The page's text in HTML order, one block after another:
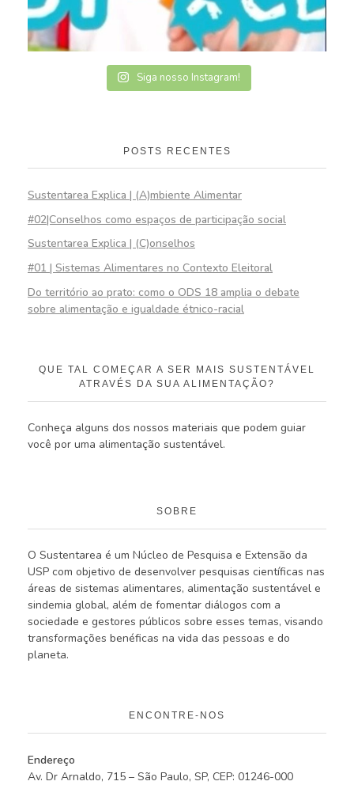
Siga nosso Instagram!
POSTS RECENTES
Sustentarea Explica | (A)mbiente Alimentar
#02|Conselhos como espaços de participação social
Sustentarea Explica | (C)onselhos
#01 | Sistemas Alimentares no Contexto Eleitoral
Do território ao prato: como o ODS 18 amplia o debate
sobre alimentação e igualdade étnico-racial
QUE TAL COMEÇAR A SER MAIS SUSTENTÁVEL
ATRAVÉS DA SUA ALIMENTAÇÃO?
Conheça alguns dos nossos materiais que podem guiar
você por uma alimentação sustentável.
SOBRE
O Sustentarea é um Núcleo de Pesquisa e Extensão da
USP com objetivo de desenvolver pesquisas científicas nas
áreas de sistemas alimentares, alimentação sustentável e
sindemia global, além de fomentar diálogos com a
sociedade e gestores públicos sobre esses temas, visando
transformações benéficas na vida das pessoas e do
planeta.
ENCONTRE-NOS
Endereço
Av. Dr Arnaldo, 715 – São Paulo, SP, CEP: 01246-000